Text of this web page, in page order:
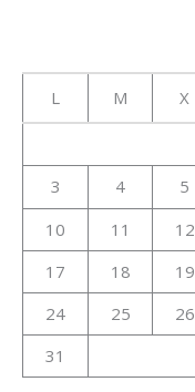
L M X
3
4 5
10
11 12
17
18 19
24
25 26
31